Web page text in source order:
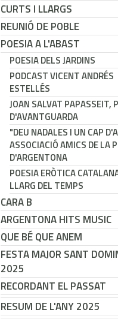
CURTS I LLARGS
REUNIÓ DE POBLE
POESIA A L'ABAST
POESIA DELS JARDINS
PODCAST VICENT ANDRÉS
ESTELLÉS
JOAN SALVAT PAPASSEIT,
D'AVANTGUARDA
"DEU NADALES I UN CAP
ASSOCIACIÓ AMICS DE LA
D'ARGENTONA
POESIA ERÒTICA
LLARG DEL TEMPS
CARA B
ARGENTONA HITS MUSIC
QUE BÉ QUE ANEM
FESTA MAJOR SANT
2025
RECORDANT EL PASSAT
RESUM DE L'ANY 2025